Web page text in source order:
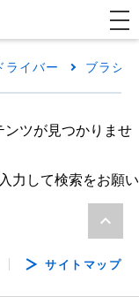
ライバー ブラシ
ツが見つかりませ
力して検索をお願い
サイトマップ